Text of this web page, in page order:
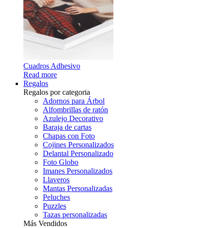
Cuadros Adhesivo
Read more
Regalos
Regalos por categoria
Adornos para Árbol
Alfombrillas de ratón
Azulejo Decorativo
Baraja de cartas
Chapas con Foto
Cojines Personalizados
Delantal Personalizado
Foto Globo
Imanes Personalizados
Llaveros
Mantas Personalizadas
Peluches
Puzzles
Tazas personalizadas
Más Vendidos